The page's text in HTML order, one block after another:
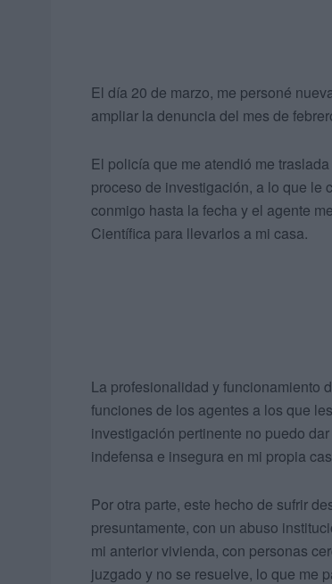
El día 20 de marzo, me personé
ampliar la denuncia del mes de
El policía que me atendió me
proceso de investigación, a lo que le
conmigo hasta la fecha y el agente
Científica para llevarlos a mi casa.
La profesionalidad y funcionamiento
funciones de los agentes a los que
investigación pertinente no puedo
indefensa e insegura en mi propia
Por otra parte, este hecho de sufrir
presuntamente, con un abuso
mi anterior vivienda, con personas
juzgado y no se resuelve, lo que me